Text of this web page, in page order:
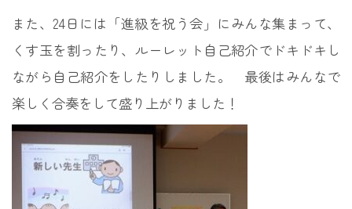
また、24日には「進級を祝う会」にみんな集まって、
くす玉を割ったり、ルーレット自己紹介でドキドキし
ながら自己紹介をしたりしました。 最後はみんなで
楽しく合奏をして盛り上がりました！